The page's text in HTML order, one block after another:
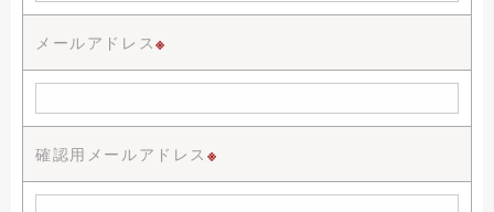
メールアドレス※
確認用メールアドレス ※